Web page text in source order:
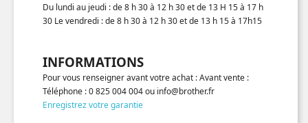
Du lundi au jeudi : de 8 h 30 à 12 h 30 et de 13 H 15 à 17 h
30 Le vendredi : de 8 h 30 à 12 h 30 et de 13 h 15 à 17h15
INFORMATIONS
Pour vous renseigner avant votre achat : Avant vente :
Téléphone : 0 825 004 004 ou info@brother.fr
Enregistrez votre garantie